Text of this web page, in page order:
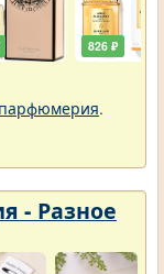
826 ₽
.
- Разное